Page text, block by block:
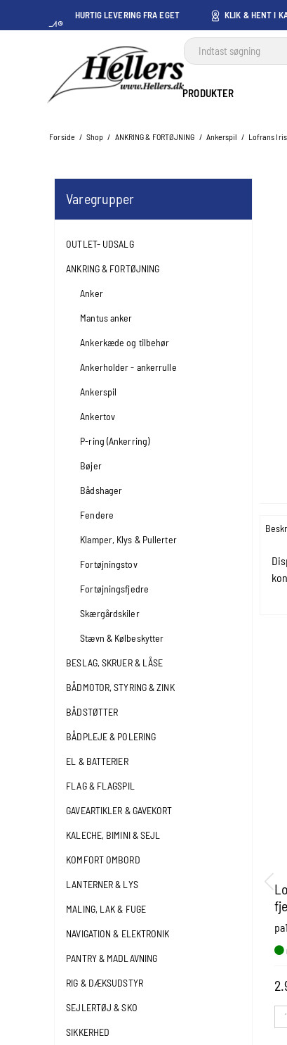
HURTIG LEVERING FRA EGET KLIK & HENT I
PRODUKTER
Forside / Shop / ANKRING & FORTØJNING / Ankerspil / Lofrans
Varegrupper
OUTLET- UDSALG
ANKRING & FORTØJNING
Anker
Mantus anker
Ankerkæde og tilbehør
Ankerholder - ankerrulle
Ankerspil
Ankertov
P-ring (Ankerring)
Bøjer
Bådshager
Fendere
Klamper, Klys & Pullerter
Fortøjningstov
Fortøjningsfjedre
Skærgårdskiler
Stævn & Kølbeskytter
BESLAG, SKRUER & LÅSE
BÅDMOTOR, STYRING & ZINK
BÅDSTØTTER
BÅDPLEJE & POLERING
EL & BATTERIER
FLAG & FLAGSPIL
GAVEARTIKLER & GAVEKORT
KALECHE, BIMINI & SEJL
KOMFORT OMBORD
LANTERNER & LYS
MALING, LAK & FUGE
NAVIGATION & ELEKTRONIK
PANTRY & MADLAVNING
RIG & DÆKSUDSTYR
SEJLERTØJ & SKO
SIKKERHED